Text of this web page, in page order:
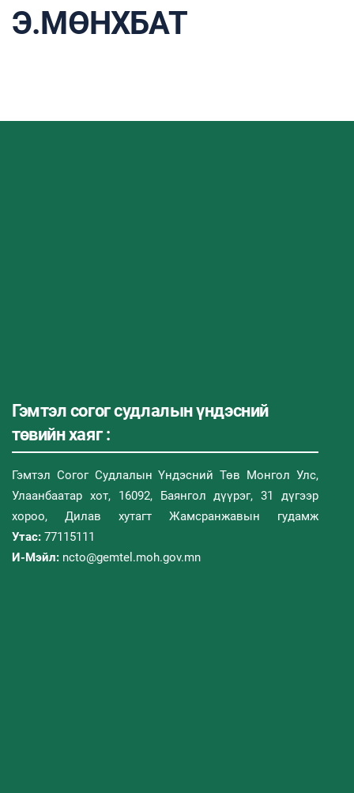
Э.МӨНХБАТ
Гэмтэл согог судлалын үндэсний
төвийн хаяг :
Гэмтэл Согог Судлалын Үндэсний Төв Монгол Улс,
Улаанбаатар хот, 16092, Баянгол дүүрэг, 31 дүгээр
хороо, Дилав хутагт Жамсранжавын гудамж
Утас: 77115111
И-Мэйл: ncto@gemtel.moh.gov.mn